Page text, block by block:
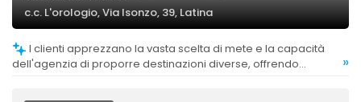
c.c. L'orologio, Via Isonzo, 39, Latina
dell'agenzia di proporre destinazioni diverse, offrendo
»